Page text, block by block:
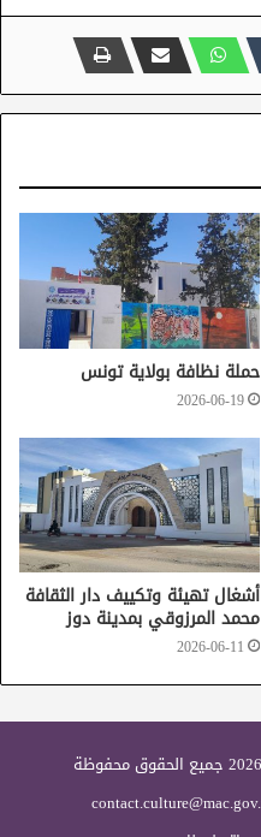
حملة نظافة بولاية تونس
2026-06-19
أشغال تهيئة وتكييف دار الثقافة
محمد المرزوقي بمدينة دوز
2026-06-11